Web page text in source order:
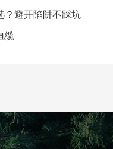
？避开陷阱不踩坑
缆